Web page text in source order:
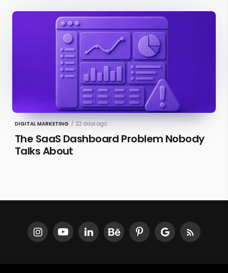
DIGITAL MARKETING / 22 days ago
The SaaS Dashboard Problem Nobody
Talks About